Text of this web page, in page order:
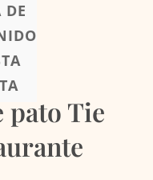
DE
pato Tie